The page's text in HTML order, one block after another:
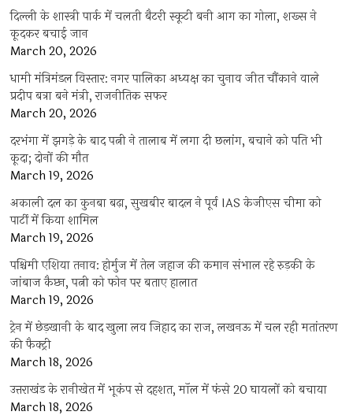
दिल्ली के शास्त्री पार्क में चलती बैटरी स्कूटी बनी आग का गोला, शख्स ने
कूदकर बचाई जान
March 20, 2026
धामी मंत्रिमंडल विस्तार: नगर पालिका अध्यक्ष का चुनाव जीत चौंकाने वाले
प्रदीप बत्रा बने मंत्री, राजनीतिक सफर
March 20, 2026
दरभंगा में झगड़े के बाद पत्नी ने तालाब में लगा दी छलांग, बचाने को पति भी
कूदा; दोनों की मौत
March 19, 2026
अकाली दल का कुनबा बढ़ा, सुखबीर बादल ने पूर्व IAS केजीएस चीमा को
पार्टी में किया शामिल
March 19, 2026
पश्चिमी एशिया तनाव: होर्मुज में तेल जहाज की कमान संभाल रहे रुड़की के
जांबाज कैप्टन, पत्नी को फोन पर बताए हालात
March 19, 2026
ट्रेन में छेड़खानी के बाद खुला लव जिहाद का राज, लखनऊ में चल रही मतांतरण
की फैक्ट्री
March 18, 2026
उत्तराखंड के रानीखेत में भूकंप से दहशत, मॉल में फंसे 20 घायलों को बचाया
March 18, 2026